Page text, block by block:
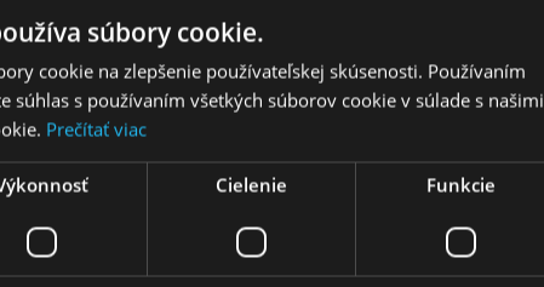
súbory cookie.
cookie na zlepšenie používateľskej skúsenosti. Používaním
súhlas s používaním všetkých súborov cookie v súlade s našimi
Prečítať viac
Cielenie Funkcie